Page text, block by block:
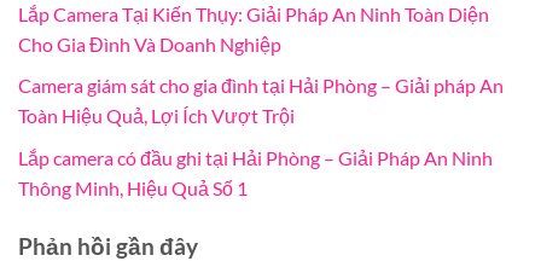
Lắp Camera Tại Kiến Thụy: Giải Pháp An Ninh Toàn Diện
Cho Gia Đình Và Doanh Nghiệp
Camera giám sát cho gia đình tại Hải Phòng – Giải pháp An
Toàn Hiệu Quả, Lợi Ích Vượt Trội
Lắp camera có đầu ghi tại Hải Phòng – Giải Pháp An Ninh
Thông Minh, Hiệu Quả Số 1
Phản hồi gần đây